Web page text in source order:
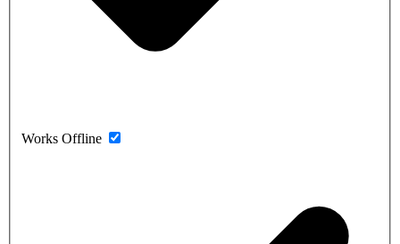
Works Offline